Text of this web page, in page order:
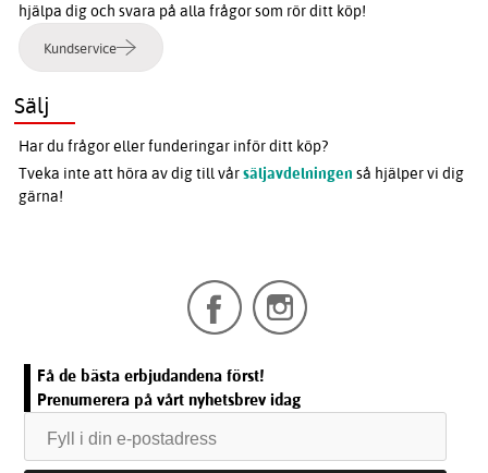
hjälpa dig och svara på alla frågor som rör ditt köp!
Kundservice
Sälj
Har du frågor eller funderingar inför ditt köp?
Tveka inte att höra av dig till vårsäljavdelningen så hjälper vi dig
gärna!
Få de bästa erbjudandena först!
Prenumerera på vårt nyhetsbrev idag